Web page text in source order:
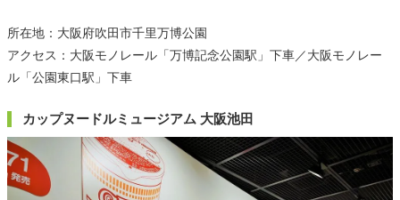
所在地：大阪府吹田市千里万博公園
アクセス：大阪モノレール「万博記念公園駅」下車／大阪モノレー
ル「公園東口駅」下車
カップヌードルミュージアム 大阪池田